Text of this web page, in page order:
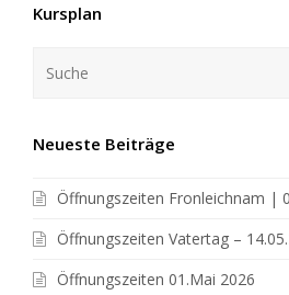
Kursplan
Neueste Beiträge
Öffnungszeiten Fronleichnam |
Öffnungszeiten Vatertag –
Öffnungszeiten 01.Mai 2026